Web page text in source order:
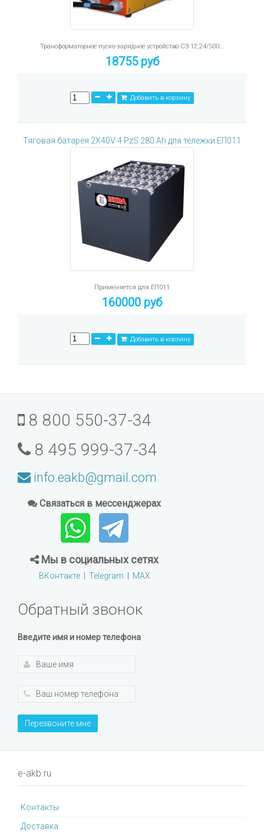
Трансформаторное пуско-зарядное устройство СЗ 12;24/500...
18755 руб
Добавить в корзину
Тяговая батарея 2X40V 4 PzS 280 Ah для тележки ЕП011
Применяется для ЕП011
160000 руб
Добавить в корзину
8 800 550-37-34
8 495 999-37-34
info.eakb@gmail.com
Связаться в мессенджерах
Мы в социальных сетях
ВКонтакте| Telegram | MAX
Обратный звонок
Введите имя и номер телефона
Перезвоните мне
e-akb.ru
Контакты
Доставка